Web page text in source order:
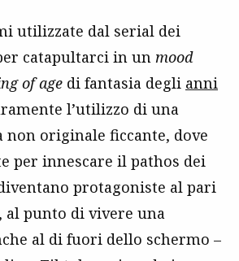
utilizzate dal serial dei
catapultarci in un mood
of age di fantasia degli anni
l’utilizzo di una
non originale ficcante, dove
per innescare il pathos dei
protagoniste al pari
al punto di vivere una
al di fuori dello schermo –